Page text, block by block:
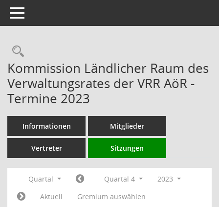
Toggle navigation
Rechercheauswahl
Kommission Ländlicher Raum des
Verwaltungsrates der VRR AöR -
Termine 2023
Informationen Mitglieder
Vertreter Sitzungen
Quartal Quartal 4
2023
Aktuell
Gremium auswählen